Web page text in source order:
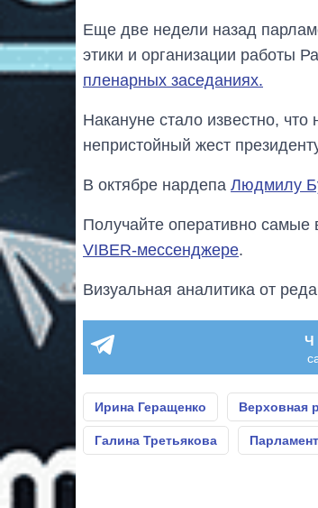
Еще две недели назад
этики и организации работы
пленарных заседаниях.
Накануне стало известно, что
непристойный жест
В октябре нардепа Людмилу
Получайте оперативно
VIBER-мессенджере.
Визуальная аналитика от
Ирина Геращенко Верховная
Галина Третьякова Парламент